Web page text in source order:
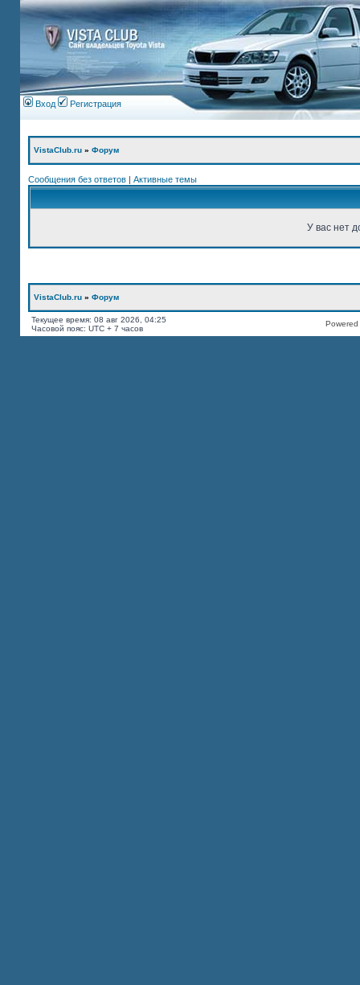
Вход Регистрация
VistaClub.ru » Форум
Сообщения без ответов | Активные темы
У вас нет
VistaClub.ru » Форум
Текущее время: 08 авг 2026, 04:25
Часовой пояс: UTC + 7 часов